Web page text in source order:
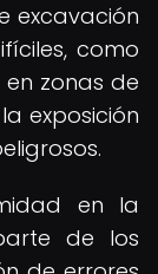
excavación
como
zonas de
exposición
en la
de los